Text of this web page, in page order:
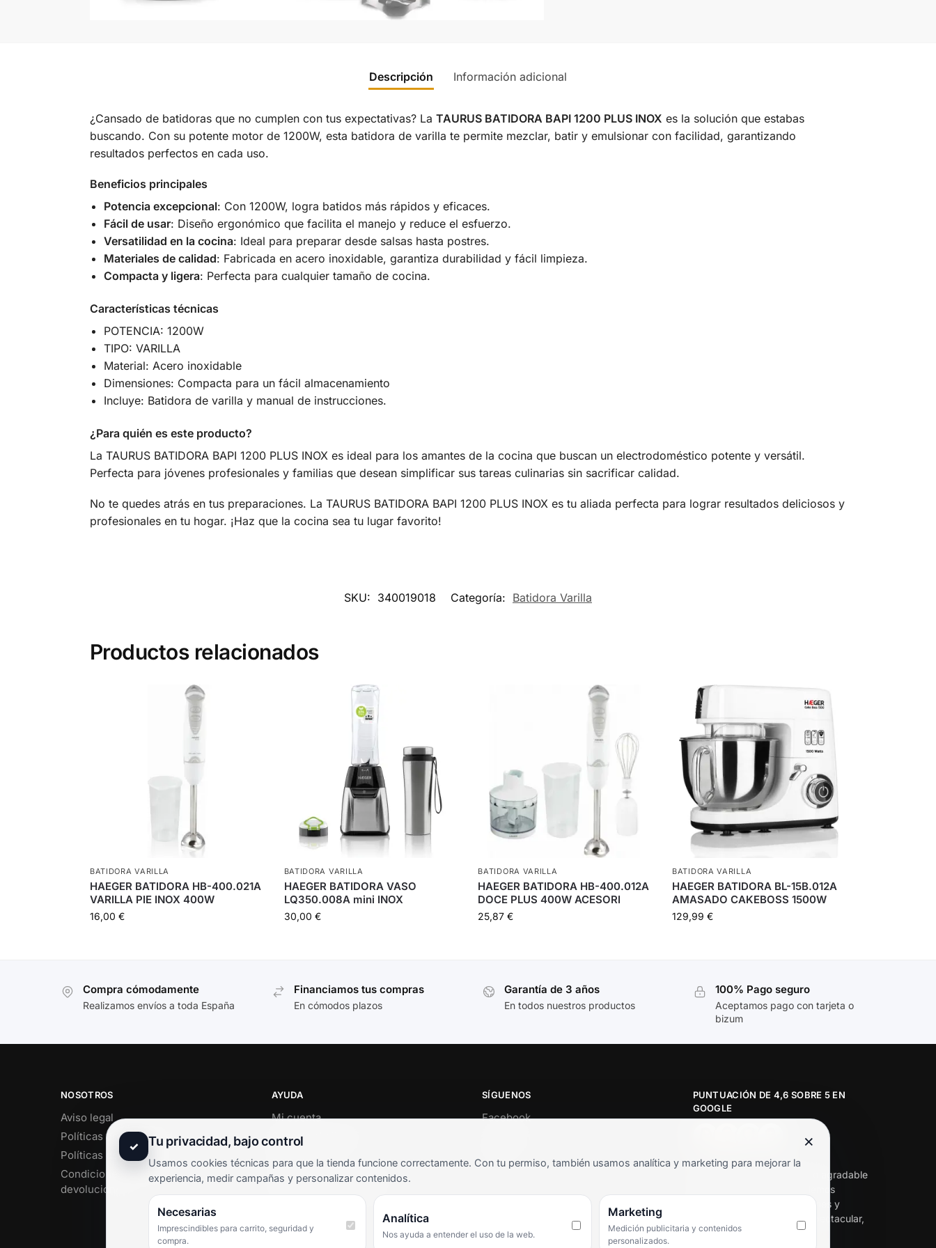
Descripción Información adicional
¿Cansado de batidoras que no cumplen con tus expectativas? La TAURUS BATIDORA BAPI 1200 PLUS INOX es la solución que estabas
buscando. Con su potente motor de 1200W, esta batidora de varilla te permite mezclar, batir y emulsionar con facilidad, garantizando
resultados perfectos en cada uso.
Beneficios principales
Potencia excepcional: Con 1200W, logra batidos más rápidos y eficaces.
Fácil de usar: Diseño ergonómico que facilita el manejo y reduce el esfuerzo.
Versatilidad en la cocina: Ideal para preparar desde salsas hasta postres.
Materiales de calidad: Fabricada en acero inoxidable, garantiza durabilidad y fácil limpieza.
Compacta y ligera: Perfecta para cualquier tamaño de cocina.
Características técnicas
POTENCIA: 1200W
TIPO: VARILLA
Material: Acero inoxidable
Dimensiones: Compacta para un fácil almacenamiento
Incluye: Batidora de varilla y manual de instrucciones.
¿Para quién es este producto?
La TAURUS BATIDORA BAPI 1200 PLUS INOX es ideal para los amantes de la cocina que buscan un electrodoméstico potente y versátil.
Perfecta para jóvenes profesionales y familias que desean simplificar sus tareas culinarias sin sacrificar calidad.
No te quedes atrás en tus preparaciones. La TAURUS BATIDORA BAPI 1200 PLUS INOX es tu aliada perfecta para lograr resultados deliciosos y
profesionales en tu hogar. ¡Haz que la cocina sea tu lugar favorito!
SKU: 340019018 Categoría: Batidora Varilla
Productos relacionados
BATIDORA VARILLA
HAEGER BATIDORA HB-400.021A
VARILLA PIE INOX 400W
16,00 €
BATIDORA VARILLA
HAEGER BATIDORA VASO
LQ350.008A mini INOX
30,00 €
BATIDORA VARILLA
HAEGER BATIDORA HB-400.012A
DOCE PLUS 400W ACESORI
25,87€
BATIDORA VARILLA
HAEGER BATIDORA BL-15B.012A
AMASADO CAKEBOSS 1500W
129,99€
Compra cómodamente
Realizamos envíos a toda España
Financiamos tus compras
En cómodos plazos
Garantía de 3 años
En todos nuestros productos
100% Pago seguro
Aceptamos pago con tarjeta o
bizum
NOSOTROS
Aviso legal
Políticas de privacidad
Políticas de cookies
Condiciones de envío y
devoluciones
AYUDA
Mi cuenta
Soporte al cliente
Términos y condiciones
Preguntas frecuentes
SÍGUENOS
Facebook
PUNTUACIÓN DE 4,6 SOBRE 5 EN
GOOGLE
★★★★★
«Servicio de calidad y trato agradable
con precios excelentes. Hemos
comprado en varias ocasiones y
siempre dan respuesta. Espectacular,
servicio de 10.»
✓ Tu privacidad, bajo control ×
Usamos cookies técnicas para que la tienda funcione correctamente. Con tu permiso, también usamos analítica y marketing para mejorar la
experiencia, medir campañas y personalizar contenidos.
Necesarias
Imprescindibles para carrito, seguridad y
compra.
Analítica
Nos ayuda a entender el uso de la web.
Marketing
Medición publicitaria y contenidos
personalizados.